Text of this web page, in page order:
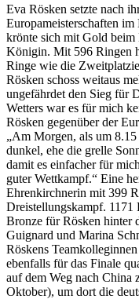
Eva Rösken setzte nach
Europameisterschaften
krönte sich mit Gold
Königin. Mit 596 Ringen
Ringe wie die
Rösken schoss weitaus
ungefährdet den Sieg für
Wetters war es für mich
Rösken gegenüber der
„Am Morgen, als um
dunkel, ehe die grelle
damit es einfacher für
guter Wettkampf.“ Eine
Ehrenkirchnerin mit 399
Dreistellungskampf. 1171
Bronze für Rösken hinter
Guignard und Marina
Röskens
ebenfalls für das Finale
auf dem Weg nach China
Oktober), um dort die